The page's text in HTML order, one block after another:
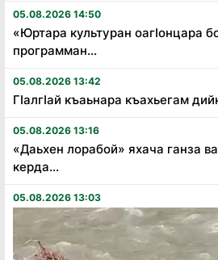
05.08.2026 14:50
«Юртара культуран оагӏонцара
программан...
05.08.2026 13:42
Гӏалгӏай къаьнара къахьегам
05.08.2026 13:16
«Даьхен лорабой» яхача ганза
керда...
05.08.2026 13:03